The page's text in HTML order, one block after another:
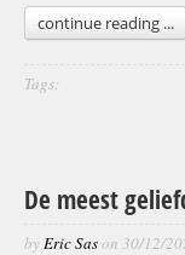
continue reading ...
Tags:
De meest
byEric Sason 30/12/